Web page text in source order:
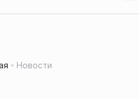
Новости